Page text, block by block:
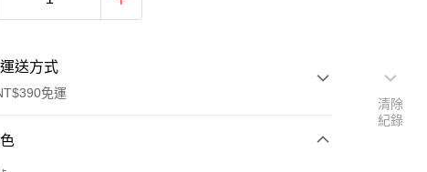
送方式
免運
清除
紀錄